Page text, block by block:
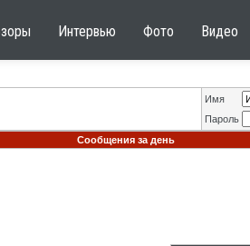
Интервью Фото Видео
Имя
Пароль
Сообщения за день